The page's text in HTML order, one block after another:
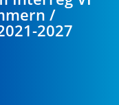
/
2027